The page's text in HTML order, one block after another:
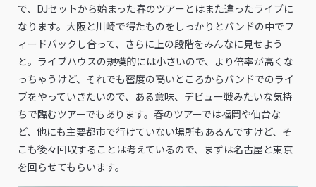
で、DJセットから始まった春のツアーとはまた違ったライブに
なります。大阪と川崎で得たものをしっかりとバンドの中でフ
ィードバックし合って、さらに上の段階をみんなに見せよう
と。ライブハウスの規模的には小さいので、より倍率が高くな
っちゃうけど、それでも密度の高いところからバンドでのライ
ブをやっていきたいので、ある意味、デビュー戦みたいな気持
ちで臨むツアーでもあります。春のツアーでは福岡や仙台な
ど、他にも主要都市で行けていない場所もあるんですけど、そ
こも後々回収することは考えているので、まずは名古屋と東京
を回らせてもらいます。